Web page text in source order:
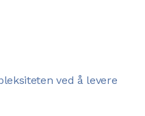
ved å levere